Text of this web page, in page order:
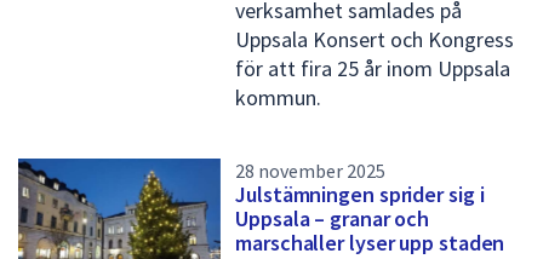
verksamhet samlades på
Uppsala Konsert och Kongress
för att fira 25 år inom Uppsala
kommun.
28 november 2025
Julstämningen sprider sig i
Uppsala – granar och
marschaller lyser upp staden